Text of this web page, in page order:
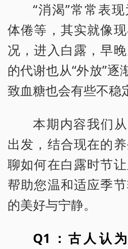
“消渴”常常表现
体倦等，其实就像
况，进入白露，早
的代谢也从“外放”逐
致血糖也会有些不稳
本期内容我们
出发，结合现在的
聊如何在白露时节
帮助您温和适应季
的美好与宁静。
Q1：古人认